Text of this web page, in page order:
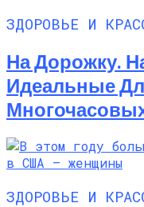
ЗДОРОВЬЕ И
На Дорожку.
Идеальные
ЗДОРОВЬЕ И